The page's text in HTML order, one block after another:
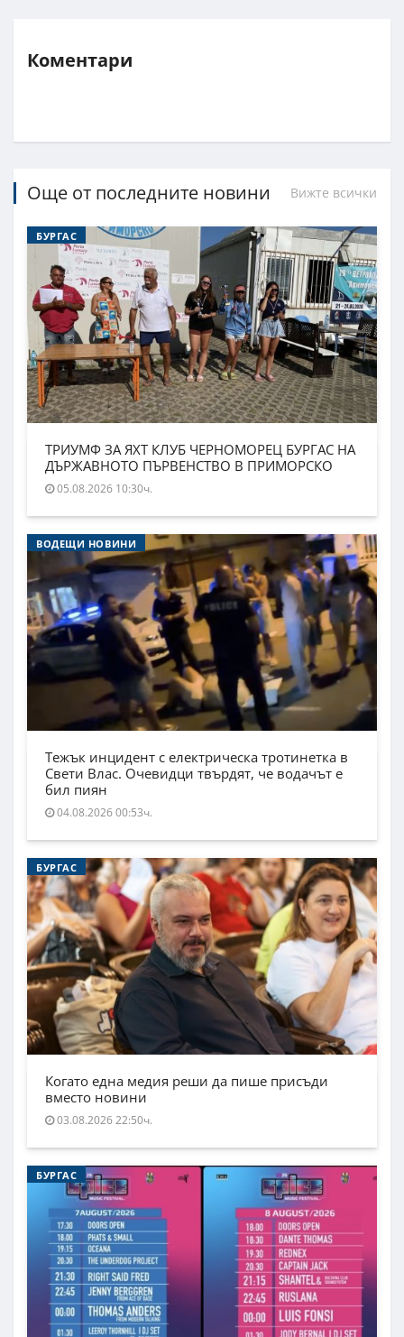
Коментари
Още от последните новини Вижте всички
БУРГАС
ТРИУМФ ЗА ЯХТ КЛУБ ЧЕРНОМОРЕЦ БУРГАС НА
ДЪРЖАВНОТО ПЪРВЕНСТВО В ПРИМОРСКО
05.08.2026 10:30ч.
ВОДЕЩИ НОВИНИ
Тежък инцидент с електрическа тротинетка в
Свети Влас. Очевидци твърдят, че водачът е
бил пиян
04.08.2026 00:53ч.
БУРГАС
Когато една медия реши да пише присъди
вместо новини
03.08.2026 22:50ч.
БУРГАС